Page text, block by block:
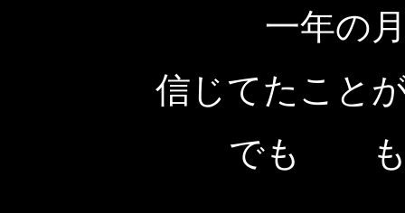
一年の
信じてたこと
でも も